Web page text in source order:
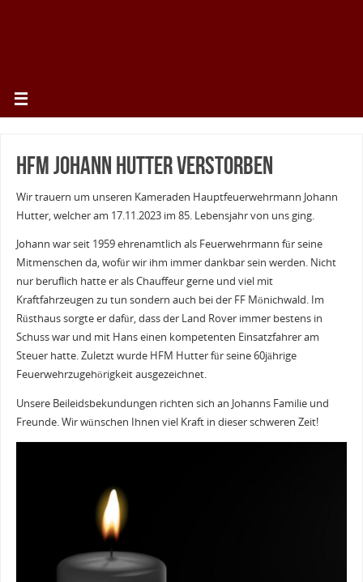
HFM Johann Hutter verstorben
Wir trauern um unseren Kameraden Hauptfeuerwehrmann Johann
Hutter, welcher am 17.11.2023 im 85. Lebensjahr von uns ging.
Johann war seit 1959 ehrenamtlich als Feuerwehrmann für seine
Mitmenschen da, wofür wir ihm immer dankbar sein werden. Nicht
nur beruflich hatte er als Chauffeur gerne und viel mit
Kraftfahrzeugen zu tun sondern auch bei der FF Mönichwald. Im
Rüsthaus sorgte er dafür, dass der Land Rover immer bestens in
Schuss war und mit Hans einen kompetenten Einsatzfahrer am
Steuer hatte. Zuletzt wurde HFM Hutter für seine 60jährige
Feuerwehrzugehörigkeit ausgezeichnet.
Unsere Beileidsbekundungen richten sich an Johanns Familie und
Freunde. Wir wünschen Ihnen viel Kraft in dieser schweren Zeit!